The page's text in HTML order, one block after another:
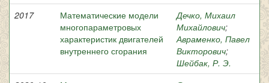
2017
Математические модели
многопараметровых
характеристик двигателей
внутреннего сгорания
Дечко, Михаил
Михайлович;
Авраменко, Павел
Викторович;
Шейбак, Р. Э.